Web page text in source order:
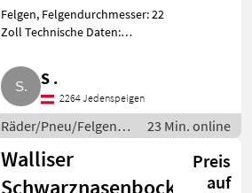
Felgen, Felgendurchmesser: 22
Zoll Technische Daten:
Felgenbreite: 6 Zoll, Lochkreis:
6 × 205 mm, 6-Loch, Bauart:
S .
2264 Jedenspeigen
Räder/Pneu/Felgen /
Autoreifen und
Felgen
23 Min. online
Walliser
Schwarznasenbock
Preis
auf